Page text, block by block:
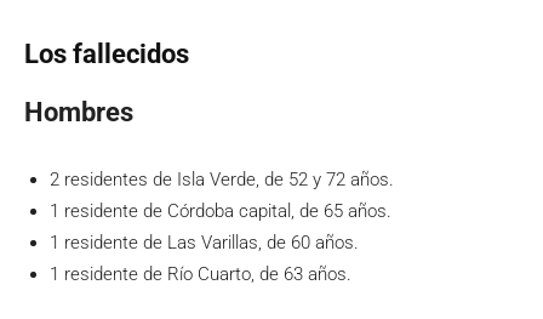
Los fallecidos
Hombres
2 residentes de Isla Verde, de 52 y 72 años.
1 residente de Córdoba capital, de 65 años.
1 residente de Las Varillas, de 60 años.
1 residente de Río Cuarto, de 63 años.